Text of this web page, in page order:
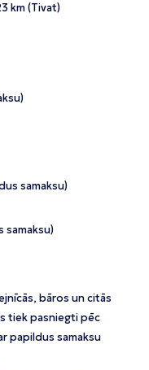
km (Tivat)
samaksu)
samaksu)
bāros un citās
tiek pasniegti pēc
papildus samaksu